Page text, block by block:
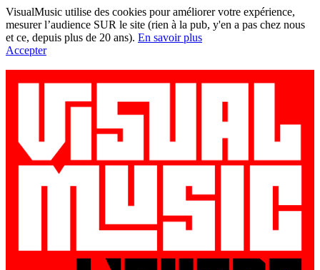
VisualMusic utilise des cookies pour améliorer votre expérience,
mesurer l’audience SUR le site (rien à la pub, y'en a pas chez nous
et ce, depuis plus de 20 ans). En savoir plus
Accepter